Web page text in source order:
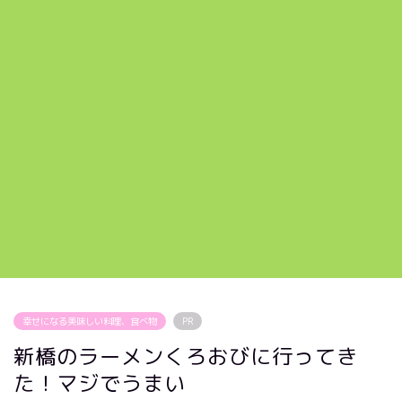
幸せになる美味しい料理、食べ物 PR
新橋のラーメンくろおびに行ってき
た！マジでうまい